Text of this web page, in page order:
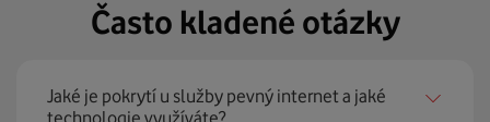
Často kladené otázky
Jaké je pokrytí u služby pevný internet a jaké
technologie využíváte?